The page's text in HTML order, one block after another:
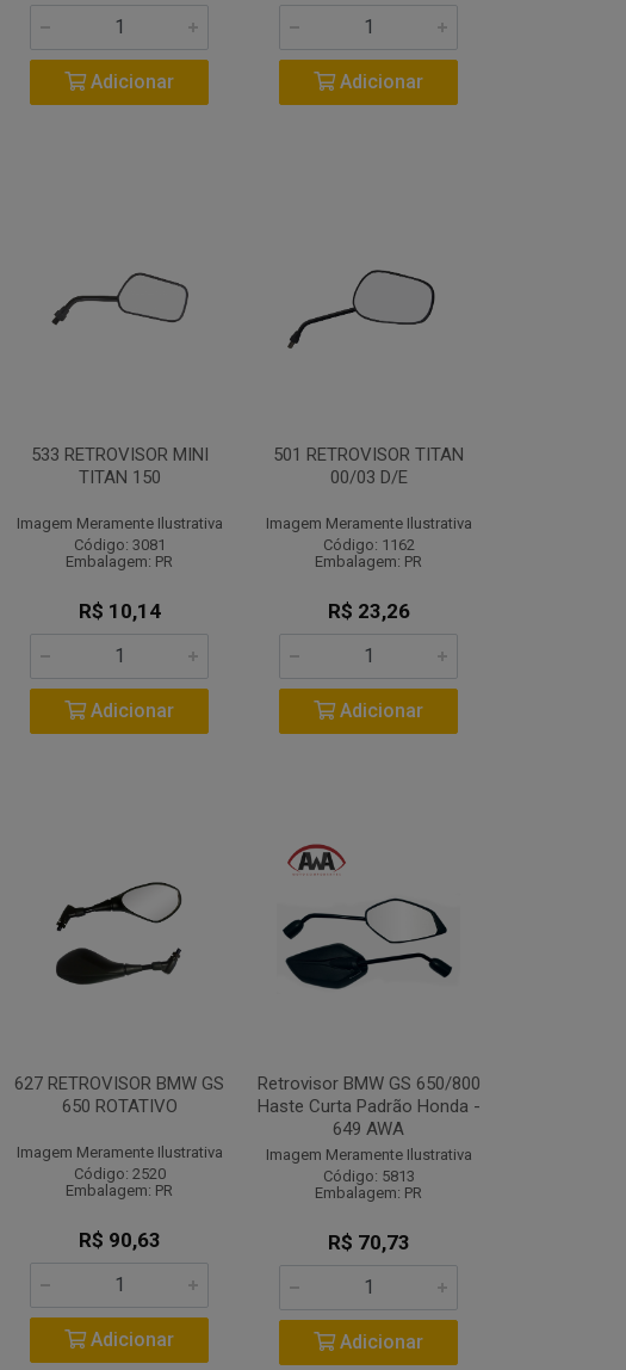
Adicionar Adicionar
533 RETROVISOR MINI
TITAN 150
Imagem Meramente Ilustrativa
Código: 3081
Embalagem: PR
R$ 10,14
Adicionar
501 RETROVISOR TITAN
00/03 D/E
Imagem Meramente Ilustrativa
Código: 1162
Embalagem: PR
R$ 23,26
Adicionar
627 RETROVISOR BMW GS
650 ROTATIVO
Imagem Meramente Ilustrativa
Código: 2520
Embalagem: PR
R$ 90,63
Adicionar
Retrovisor BMW GS 650/800
Haste Curta Padrão Honda -
649 AWA
Imagem Meramente Ilustrativa
Código: 5813
Embalagem: PR
R$ 70,73
Adicionar